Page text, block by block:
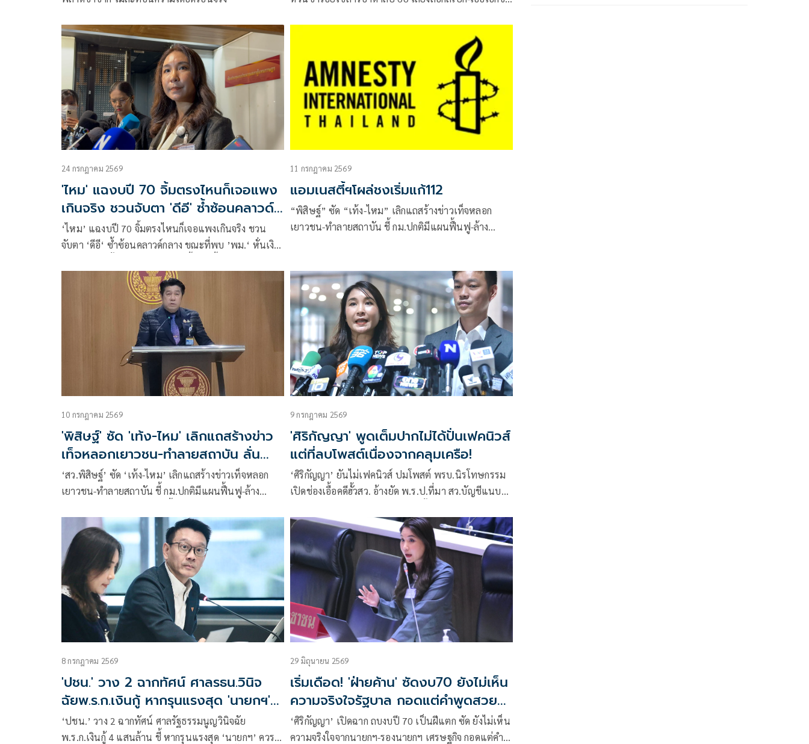
24 กรกฎาคม 2569
'ไหม' แฉงบปี 70 จิ้มตรงไหนก็เจอแพง
เกินจริง ชวนจับตา 'ดีอี' ซ้ำซ้อนคลาวด์
กลาง
‘ไหม’ แฉงบปี 70 จิ้มตรงไหนก็เจอแพงเกินจริง ชวน
จับตา ‘ดีอี‘ ซ้ำซ้อนคลาวด์กลาง ขณะที่พบ ’พม.‘ หั่นเงิน
ประตูหนีไฟ 2 แสน
11 กรกฎาคม 2569
แอมเนสตี้ฯโผล่ชงเริ่มแก้112
“พิสิษฐ์” ซัด “เท้ง-ไหม” เลิกแถสร้างข่าวเท็จหลอก
เยาวชน-ทำลายสถาบัน ชี้ กม.ปกติมีแผนฟื้นฟู-ล้าง
บริหาร-นิติบัญญัติ วอนคุ้มครองเด็ก แต่เรียกร้องให้ริเริ่ม
แก้ไขมาตรา 112 พ่วงปล่อยผู้ต้องหาคดีหมิ่นทุกราย
10 กรกฎาคม 2569
'พิสิษฐ์' ซัด 'เท้ง-ไหม' เลิกแถสร้างข่าว
เท็จหลอกเยาวชน-ทำลายสถาบัน ลั่น
สว.ดับไฟแต่ต้นลม
‘สว.พิสิษฐ์’ ซัด ‘เท้ง-ไหม’ เลิกแถสร้างข่าวเท็จหลอก
เยาวชน-ทำลายสถาบัน ชี้ กม.ปกติมีแผนฟื้นฟู-ล้าง
2475 บอก ยันวุฒิสภาต้องการดับไฟแต่ต้นลมก่อนไฟ
ไหม้บ้านทั้งหลัง จวก อย่าทำเพจพรรคให้เป็นเพจไอโอ
เน้นยอดไลก์ ยอดแชร์ โพสต์สะใจแล้วลบ โดยไม่เน้นข้อ
กฎหมาย
9 กรกฎาคม 2569
'ศิริกัญญา' พูดเต็มปากไม่ได้ปั่นเฟคนิวส์
แต่ที่ลบโพสต์เนื่องจากคลุมเครือ!
‘ศิริกัญญา’ ยันไม่เฟคนิวส์ ปมโพสต์ พรบ.นิรโทษกรรม
เปิดช่องเอื้อคดีฮั้วสว. อ้างยัด พ.ร.ป.ที่มา สว.บัญชีแนบ
ทางออกเซฟคนไม่เจตนาละเมิด 112
8 กรกฎาคม 2569
'ปชน.' วาง 2 ฉากทัศน์ ศาลรธน.วินิจ
ฉัยพ.ร.ก.เงินกู้ หากรุนแรงสุด 'นายกฯ'
ควรยุบสภา-ลาออก
‘ปชน.’ วาง 2 ฉากทัศน์ ศาลรัฐธรรมนูญวินิจฉัย
พ.ร.ก.เงินกู้ 4 แสนล้าน ชี้ หากรุนแรงสุด ‘นายกฯ’ ควร
29 มิถุนายน 2569
เริ่มเดือด! 'ฝ่ายค้าน' ซัดงบ70 ยังไม่เห็น
ความจริงใจรัฐบาล กอดแต่คำพูดสวยหรู
รักษาวินัยการเงินการคลัง
‘ศิริกัญญา’ เปิดฉาก ถบงบปี 70 เป็นฝีแตก ซัด ยังไม่เห็น
ความจริงใจจากนายกฯ-รองนายกฯ เศรษฐกิจ กอดแต่คำ